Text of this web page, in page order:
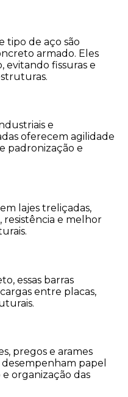
tipo de aço são
armado. Eles
evitando fissuras e
e
oferecem agilidade
padronização e
lajes treliçadas,
e melhor
essas barras
entre placas,
pregos e arames
papel
organização das